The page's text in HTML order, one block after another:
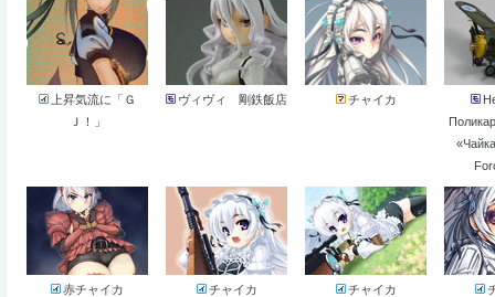
上昇気流に「Ｇ
Ｊ！」
ヴィヴィ 剛鉄飯店 チャイカ
赤チャイカ チャイカ チャイカ